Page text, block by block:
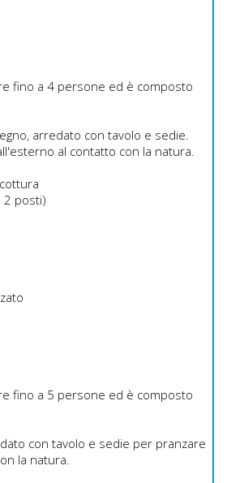
fino a 4 persone ed è composto
arredato con tavolo e sedie.
al contatto con la natura.
2 posti)
fino a 5 persone ed è composto
con tavolo e sedie per pranzare
la natura.